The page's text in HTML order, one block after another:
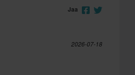
Jaa
2026-07-18